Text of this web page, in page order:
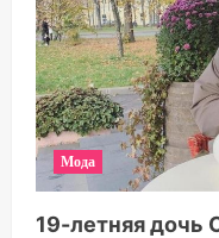
Мода
19-летняя дочь